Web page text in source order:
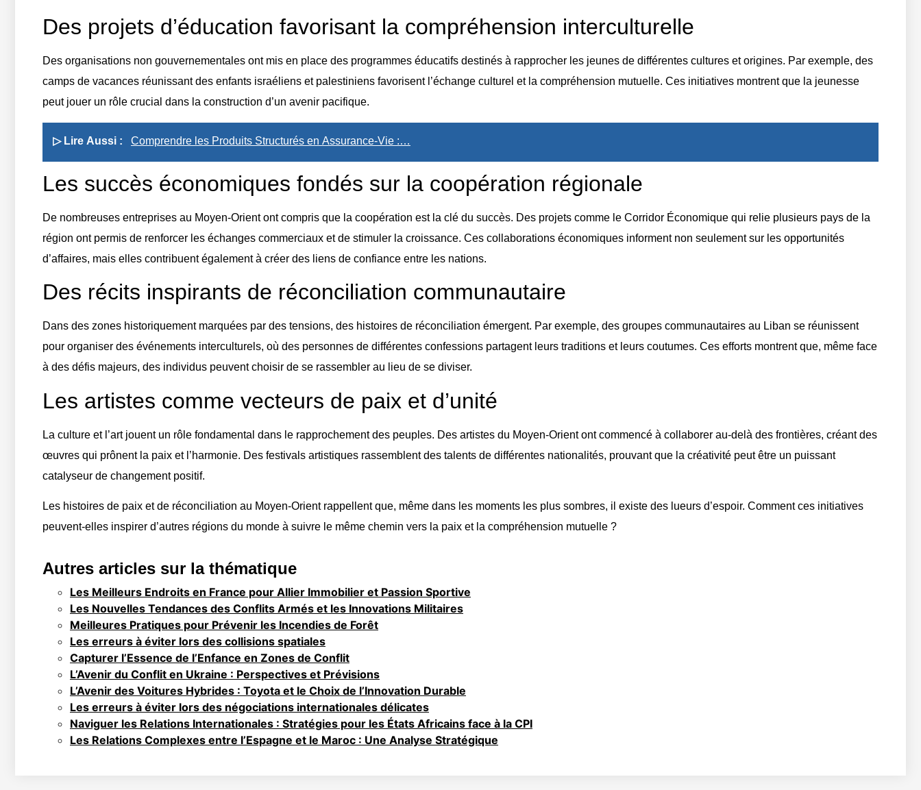
Des projets d’éducation favorisant la compréhension interculturelle
Des organisations non gouvernementales ont mis en place des programmes éducatifs destinés à rapprocher les jeunes de différentes cultures et origines. Par exemple, des
camps de vacances réunissant des enfants israéliens et palestiniens favorisent l’échange culturel et la compréhension mutuelle. Ces initiatives montrent que la jeunesse
peut jouer un rôle crucial dans la construction d’un avenir pacifique.
▷ Lire Aussi : Comprendre les Produits Structurés en Assurance-Vie :…
Les succès économiques fondés sur la coopération régionale
De nombreuses entreprises au Moyen-Orient ont compris que la coopération est la clé du succès. Des projets comme le Corridor Économique qui relie plusieurs pays de la
région ont permis de renforcer les échanges commerciaux et de stimuler la croissance. Ces collaborations économiques informent non seulement sur les opportunités
d’affaires, mais elles contribuent également à créer des liens de confiance entre les nations.
Des récits inspirants de réconciliation communautaire
Dans des zones historiquement marquées par des tensions, des histoires de réconciliation émergent. Par exemple, des groupes communautaires au Liban se réunissent
pour organiser des événements interculturels, où des personnes de différentes confessions partagent leurs traditions et leurs coutumes. Ces efforts montrent que, même face
à des défis majeurs, des individus peuvent choisir de se rassembler au lieu de se diviser.
Les artistes comme vecteurs de paix et d’unité
La culture et l’art jouent un rôle fondamental dans le rapprochement des peuples. Des artistes du Moyen-Orient ont commencé à collaborer au-delà des frontières, créant des
œuvres qui prônent la paix et l’harmonie. Des festivals artistiques rassemblent des talents de différentes nationalités, prouvant que la créativité peut être un puissant
catalyseur de changement positif.
Les histoires de paix et de réconciliation au Moyen-Orient rappellent que, même dans les moments les plus sombres, il existe des lueurs d’espoir. Comment ces initiatives
peuvent-elles inspirer d’autres régions du monde à suivre le même chemin vers la paix et la compréhension mutuelle ?
Autres articles sur la thématique
Les Meilleurs Endroits en France pour Allier Immobilier et Passion Sportive
Les Nouvelles Tendances des Conflits Armés et les Innovations Militaires
Meilleures Pratiques pour Prévenir les Incendies de Forêt
Les erreurs à éviter lors des collisions spatiales
Capturer l’Essence de l’Enfance en Zones de Conflit
L’Avenir du Conflit en Ukraine : Perspectives et Prévisions
L’Avenir des Voitures Hybrides : Toyota et le Choix de l’Innovation Durable
Les erreurs à éviter lors des négociations internationales délicates
Naviguer les Relations Internationales : Stratégies pour les États Africains face à la CPI
Les Relations Complexes entre l’Espagne et le Maroc : Une Analyse Stratégique